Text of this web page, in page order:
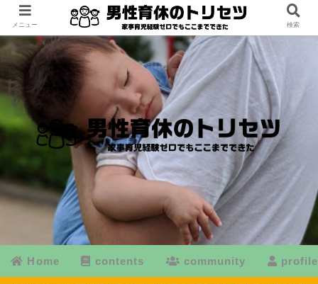
Home contents community profile
メニュー 検索